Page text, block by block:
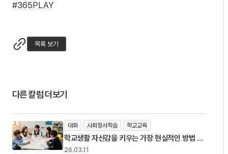
#365PLAY
목록 보기
다른 칼럼 더보기
대화 사회정서학습 학교교육
학교생활 자신감을 키우는 가장 현실적인 방법 :
교실에서 시작되는 작은 변화
26.03.11